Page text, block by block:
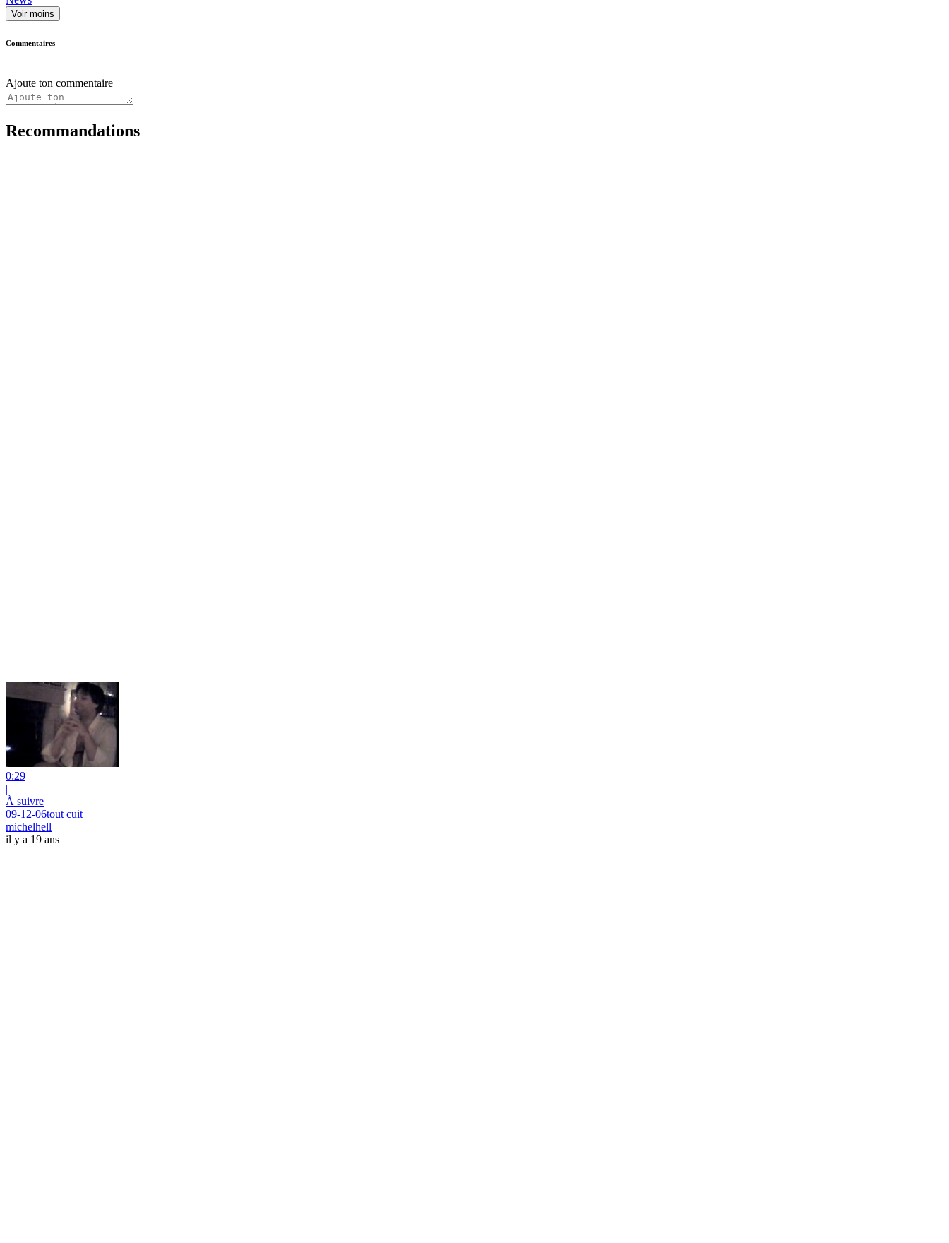
Voir moins
Commentaires
Ajoute ton commentaire
Recommandations
0:29
|
À suivre
09-12-06tout cuit
michelhell
il y a 19 ans